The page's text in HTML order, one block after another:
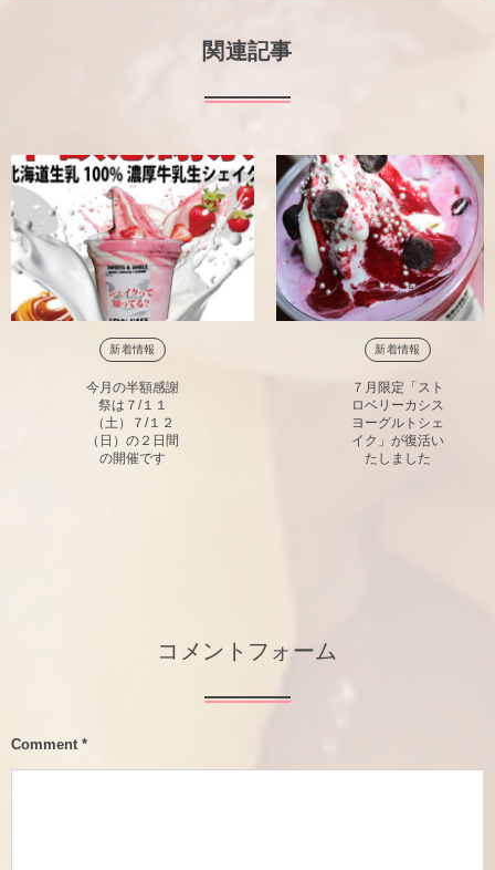
関連記事
新着情報
今月の半額感謝
祭は７/１１
（土）７/１２
（日）の２日間
の開催です
新着情報
７月限定「スト
ロベリーカシス
ヨーグルトシェ
イク」が復活い
たしました
コメントフォーム
Comment *